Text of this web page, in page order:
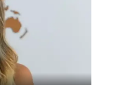
Video